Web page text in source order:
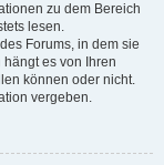
zu dem Bereich
lesen.
Forums, in dem sie
es von Ihren
können oder nicht.
vergeben.